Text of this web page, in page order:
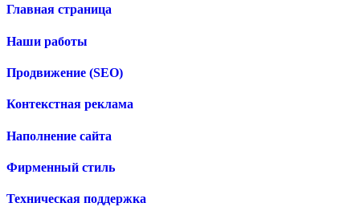
Главная страница
Наши работы
Продвижение (SEO)
Контекстная реклама
Наполнение сайта
Фирменный стиль
Техническая поддержка